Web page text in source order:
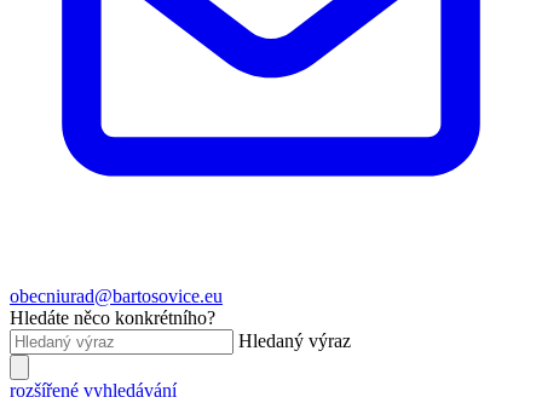
obecniurad@bartosovice.eu
Hledáte něco konkrétního?
Hledaný výraz
rozšířené vyhledávání